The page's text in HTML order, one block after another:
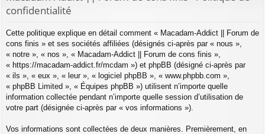
s
confidentialité
Cette politique explique en détail comment « Macadam-Addict || Forum de
cons finis » et ses sociétés affiliées (désignés ci-après par « nous »,
« notre », « nos », « Macadam-Addict || Forum de cons finis »,
« https://macadam-addict.fr/mcdam ») et phpBB (désigné ci-après par
« ils », « eux », « leur », « logiciel phpBB », « www.phpbb.com »,
« phpBB Limited », « Équipes phpBB ») utilisent n’importe quelle
information collectée pendant n’importe quelle session d’utilisation de
votre part (désignée ci-après par « vos informations »).
Vos informations sont collectées de deux manières. Premièrement, en